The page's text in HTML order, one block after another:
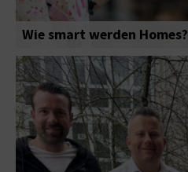
Wie smart werden Homes?